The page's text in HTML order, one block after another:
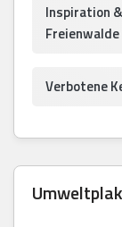
Inspiration
Freienwalde
Verbotene